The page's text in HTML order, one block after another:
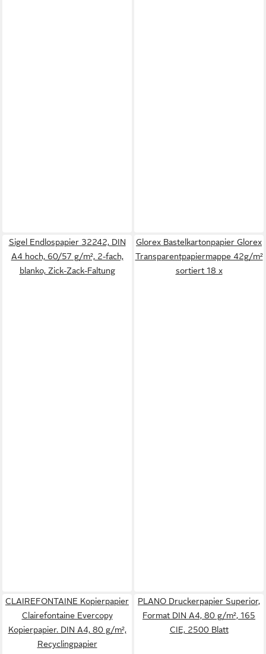
Sigel Endlospapier 32242, DIN
A4 hoch, 60/57 g/m², 2-fach,
blanko, Zick-Zack-Faltung
Glorex Bastelkartonpapier Glorex
Transparentpapiermappe 42g/m²
sortiert 18 x
CLAIREFONTAINE Kopierpapier
Clairefontaine Evercopy
Kopierpapier. DIN A4, 80 g/m²,
Recyclingpapier
PLANO Druckerpapier Superior,
Format DIN A4, 80 g/m², 165
CIE, 2500 Blatt